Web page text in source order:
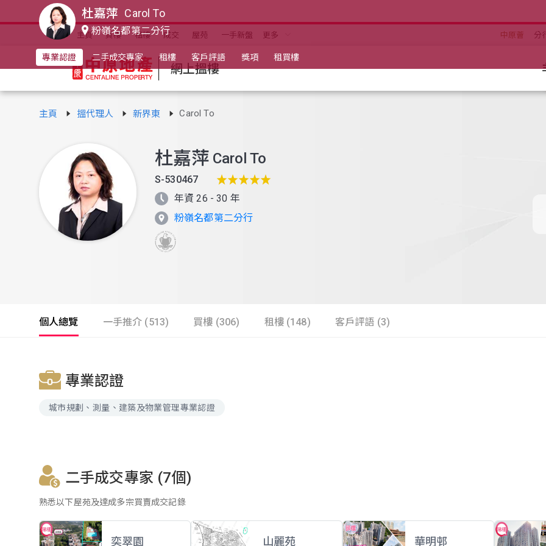
主頁 買樓 租樓 成交 屋苑 一手新盤 更多 中原薈 分
網上搵樓
主頁 搵代理人 新界東 Carol To
杜嘉萍 Carol To
S-530467
年資 26 - 30 年
粉嶺名都第二分行
個人總覽 一手推介 (513) 買樓 (306) 租樓 (148) 客戶評語 (3)
專業認證
城市規劃、測量、建築及物業管理專業認證
二手成交專家 (7個)
熟悉以下屋苑及達成多宗買賣成交記錄
奕翠園 山麗苑 華明邨
杜嘉萍 Carol To
粉嶺名都第二分行
專業認證 二手成交專家 租樓 客戶評語 獎項 租買樓